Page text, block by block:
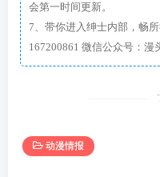
会第一时间更新。
7、带你进入绅士内部，畅
167200861 微信公众号
动漫情报